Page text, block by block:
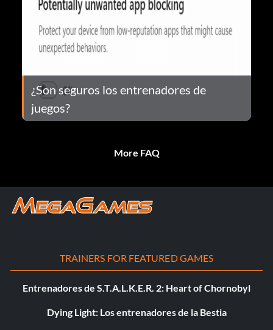
¿Son seguros los entrenadores de
juegos?
More FAQ
TRAINERS FOR FEATURED GAMES
Entrenadores de S.T.A.L.K.E.R. 2: Heart of Chornobyl
Dying Light: Los entrenadores de la Bestia